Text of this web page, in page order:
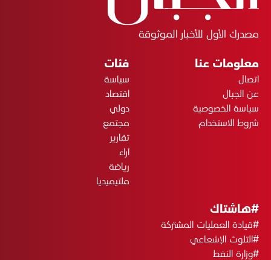
مصدرك الأول للأخبار الموثوقة
معلومات عنا
اتصال
عن الجبال
سياسة الخصوصية
شروط الاستخدام
فئات
سياسة
اقتصاد
دولي
مجتمع
تقارير
آراء
رياضة
ملتيميديا
#هاشتاك
#قيادة العمليات المشتركة
#التلوث الإشعاعي
#وزارة النفط